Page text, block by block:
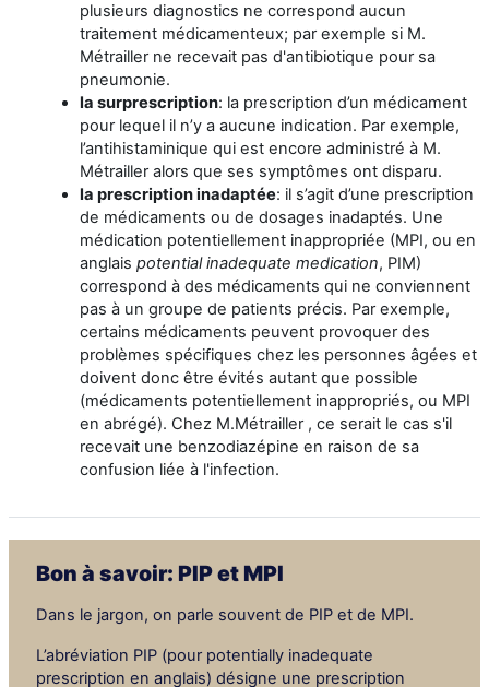
plusieurs diagnostics ne correspond aucun
traitement médicamenteux; par exemple si M.
Métrailler ne recevait pas d'antibiotique pour sa
pneumonie.
la surprescription: la prescription d’un médicament
pour lequel il n’y a aucune indication. Par exemple,
l’antihistaminique qui est encore administré à M.
Métrailler alors que ses symptômes ont disparu.
la prescription inadaptée: il s’agit d’une prescription
de médicaments ou de dosages inadaptés. Une
médication potentiellement inappropriée (MPI, ou en
anglais potential inadequate medication, PIM)
correspond à des médicaments qui ne conviennent
pas à un groupe de patients précis. Par exemple,
certains médicaments peuvent provoquer des
problèmes spécifiques chez les personnes âgées et
doivent donc être évités autant que possible
(médicaments potentiellement inappropriés, ou MPI
en abrégé). Chez M.Métrailler , ce serait le cas s'il
recevait une benzodiazépine en raison de sa
confusion liée à l'infection.
Bon à savoir: PIP et MPI
Dans le jargon, on parle souvent de PIP et de MPI.
L’abréviation PIP (pour potentially inadequate
prescription en anglais) désigne une prescription